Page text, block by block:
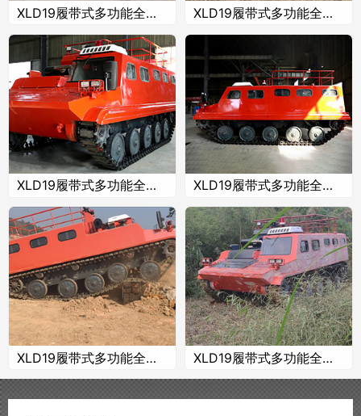
XLD19履带式多功能全道路应急抢险车 XLD19履带式多功能全道路应急抢险车
XLD19履带式多功能全道路应急抢险车 XLD19履带式多功能全道路应急抢险车
XLD19履带式多功能全道路应急抢险车 XLD19履带式多功能全道路应急抢险车